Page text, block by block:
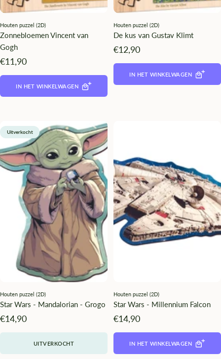
Houten puzzel (2D)
Zonnebloemen Vincent van
Gogh
Angebotspreis
€11,90
IN HET WINKELWAGEN
Houten puzzel (2D)
De kus van Gustav Klimt
Angebotspreis
€12,90
IN HET WINKELWAGEN
Uitverkocht
Houten puzzel (2D)
Star Wars - Mandalorian - Grogo
Angebotspreis
€14,90
UITVERKOCHT
Houten puzzel (2D)
Star Wars - Millennium Falcon
Angebotspreis
€14,90
IN HET WINKELWAGEN